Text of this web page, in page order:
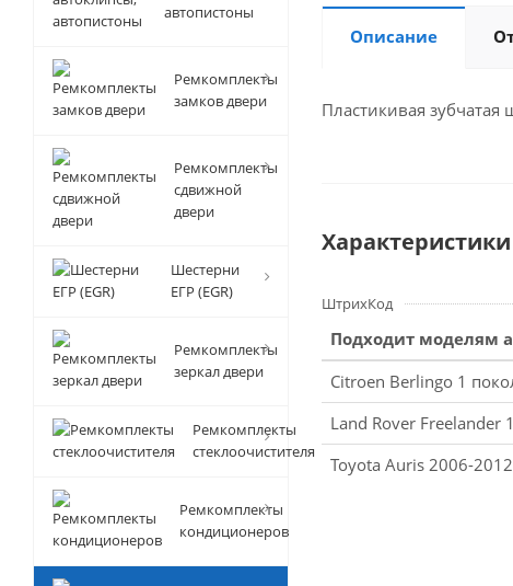
автопистоны
Ремкомплекты
замков двери
Ремкомплекты
сдвижной
двери
Шестерни
ЕГР (EGR)
Ремкомплекты
зеркал двери
Ремкомплекты
стеклоочистителя
Ремкомплекты
кондиционеров
Описание
Пластикивая
Характеристики
ШтрихКод
Подходит моделям
Citroen Berlingo 1
Land Rover
Toyota Auris 2006-2012